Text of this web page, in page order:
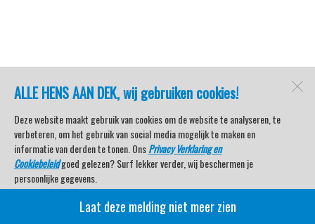
ALLE HENS AAN DEK, wij gebruiken cookies!
Deze website maakt gebruik van cookies om de website te analyseren, te
verbeteren, om het gebruik van social media mogelijk te maken en
informatie van derden te tonen. OnsPrivacy Verklaring en
Cookiebeleidgoed gelezen? Surf lekker verder, wij beschermen je
persoonlijke gegevens.
Veel kijkplezier met Watersport TV Beleving & Nieuws!
Laat deze melding niet meer zien